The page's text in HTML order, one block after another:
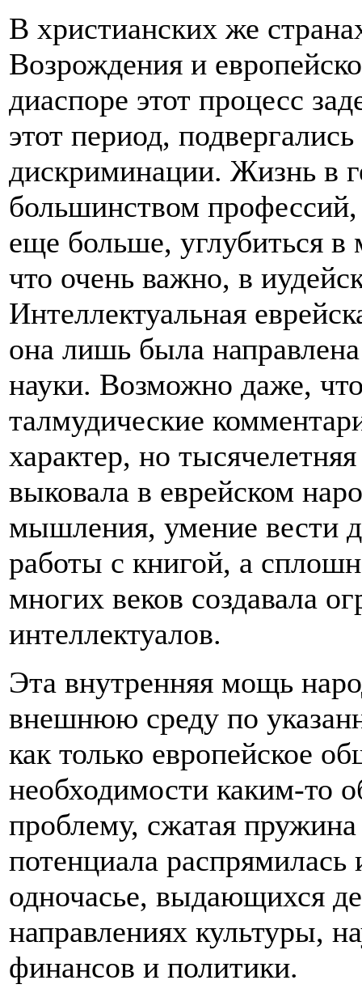
В христианских же
Возрождения и
диаспоре этот процесс
этот период,
дискриминации. Жизнь в
большинством профессий,
еще больше, углубиться
что очень важно, в
Интеллектуальная
она лишь была
науки. Возможно даже,
талмудические
характер, но
выковала в еврейском
мышления, умение вести
работы с книгой, а
многих веков создавала
интеллектуалов.
Эта внутренняя мощь
внешнюю среду по
как только европейское
необходимости каким-то
проблему, сжатая пружина
потенциала
одночасье, выдающихся
направлениях культуры,
финансов и политики.